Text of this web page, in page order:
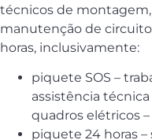
técnicos de
manutenção de
horas, inclusivamente:
piquete SOS –
assistência
quadros elétricos
piquete 24 horas